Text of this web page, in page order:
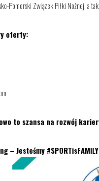
Pomorski Związek Piłki Nożnej, a
oferty:
to szansa na rozwój
– Jesteśmy